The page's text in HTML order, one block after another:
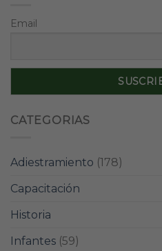
Email
CATEGORIAS
Adiestramiento (178)
Capacitación
Historia
Infantes (59)